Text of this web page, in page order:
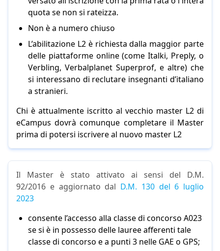
quota se non si rateizza.
Non è a numero chiuso
L’abilitazione L2 è richiesta dalla maggior parte
delle piattaforme online (come Italki, Preply, o
Verbling, Verbalplanet Superprof, e altre) che
si interessano di reclutare insegnanti d’italiano
a stranieri.
Chi è attualmente iscritto al vecchio master L2 di
eCampus dovrà comunque completare il Master
prima di potersi iscrivere al nuovo master L2
Il Master è stato attivato ai sensi del D.M.
92/2016 e aggiornato dal D.M. 130 del 6 luglio
2023
consente l’accesso alla classe di concorso A023
se si è in possesso delle lauree afferenti tale
classe di concorso e a punti 3 nelle GAE o GPS;